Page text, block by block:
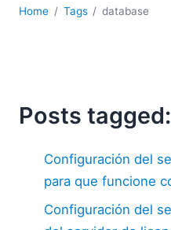
2026
2021
2020
2018
2017
2016
Home Tags database
Posts
Configuración del
para que funcione
Configuración del